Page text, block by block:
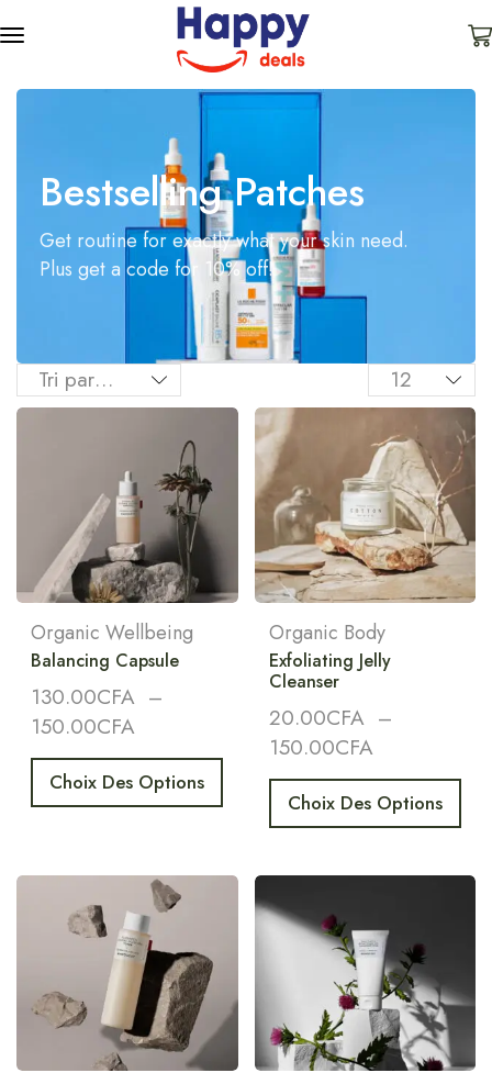
Bestselling Patches
Get routine for exactly what your skin need.
Plus get a code for 10% off!
Organic Wellbeing
Balancing Capsule
130.00CFA –
150.00CFA
Choix Des Options
Organic Body
Exfoliating Jelly
Cleanser
20.00CFA –
150.00CFA
Choix Des Options